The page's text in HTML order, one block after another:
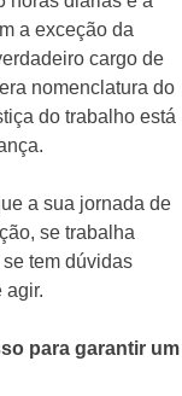
a exceção da
cargo de
nomenclatura do
do trabalho está
a sua jornada de
se trabalha
tem dúvidas
agir.
para garantir um